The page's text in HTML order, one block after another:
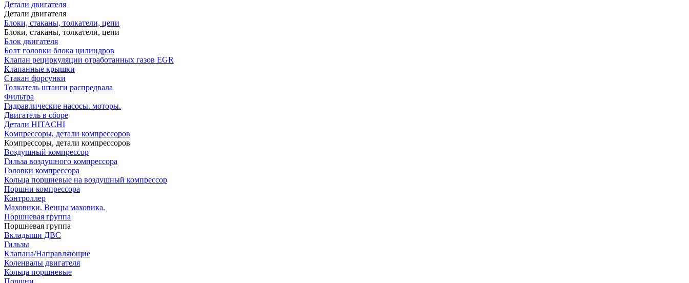
Детали двигателя
Детали двигателя
Блоки, стаканы, толкатели, цепи
Блоки, стаканы, толкатели, цепи
Блок двигателя
Болт головки блока цилиндров
Клапан рециркуляции отработанных газов EGR
Клапанные крышки
Стакан форсунки
Толкатель штанги распредвала
Фильтра
Гидравлические насосы. моторы.
Двигатель в сборе
Детали HITACHI
Компрессоры, детали компрессоров
Компрессоры, детали компрессоров
Воздушный компрессор
Гильза воздушного компрессора
Головки компрессора
Кольца поршневые на воздушный компрессор
Поршни компрессора
Контроллер
Маховики. Венцы маховика.
Поршневая группа
Поршневая группа
Вкладыши ДВС
Гильзы
Клапана/Направляющие
Коленвалы двигателя
Кольца поршневые
Поршни